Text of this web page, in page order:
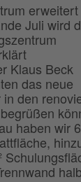
Juli wird
Klaus Beck
das neue
den
haben wir